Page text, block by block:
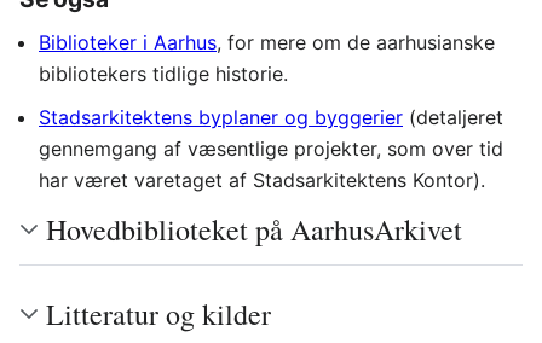
Biblioteker i Aarhus, for mere om de aarhusianske
bibliotekers tidlige historie.
Stadsarkitektens byplaner og byggerier (detaljeret
gennemgang af væsentlige projekter, som over tid
har været varetaget af Stadsarkitektens Kontor).
Hovedbiblioteket på AarhusArkivet
Litteratur og kilder